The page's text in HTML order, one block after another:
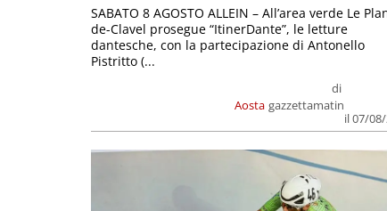
Aosta
di
gazzettamatin
il 07/
SABATO 8 AGOSTO ALLEIN – All’area verde Le
de-Clavel prosegue “ItinerDante”, le letture
dantesche, con la partecipazione di Antonello
Pistritto (...